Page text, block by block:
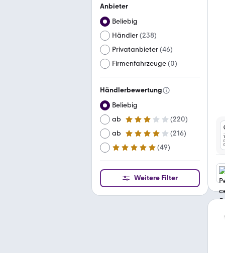
Anbieter
Beliebig
Händler(238)
Privatanbieter(46)
Firmenfahrzeuge(0)
Händlerbewertung
Beliebig
ab
3 Sterne (220)
ab
4 Sterne (216)
ab
5 Sterne (49)
Weitere Filter